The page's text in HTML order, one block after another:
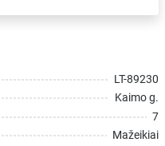
LT-89230
Kaimo g.
7
Mažeikiai